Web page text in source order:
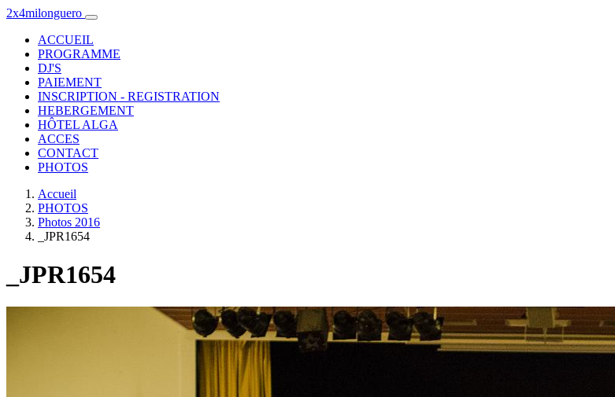
2x4milonguero
ACCUEIL
PROGRAMME
DJ'S
PAIEMENT
INSCRIPTION - REGISTRATION
HEBERGEMENT
HÔTEL ALGA
ACCES
CONTACT
PHOTOS
Accueil
PHOTOS
Photos 2016
_JPR1654
_JPR1654